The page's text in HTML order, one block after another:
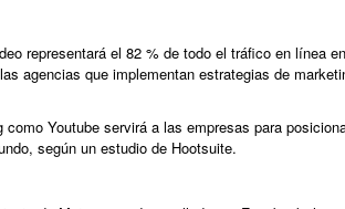
representará el 82 % de todo el tráfico en
agencias que implementan estrategias de
como Youtube servirá a las empresas para
según un estudio de Hootsuite.